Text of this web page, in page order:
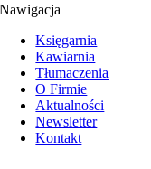
Nawigacja
Księgarnia
Kawiarnia
Tłumaczenia
O Firmie
Aktualności
Newsletter
Kontakt